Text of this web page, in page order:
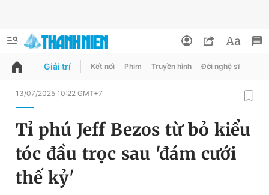
QUẢNG CÁO
Chuyên mục
Chuyên mục khác
Đổi mật khẩu
Tin đã lưu
Tin đã xem
Giải trí Kết nối Phim Truyền hình Đời nghệ sĩ
13/07/2025 10:22 GMT+7
Tỉ phú Jeff Bezos từ bỏ kiểu
tóc đầu trọc sau 'đám cưới
thế kỷ'